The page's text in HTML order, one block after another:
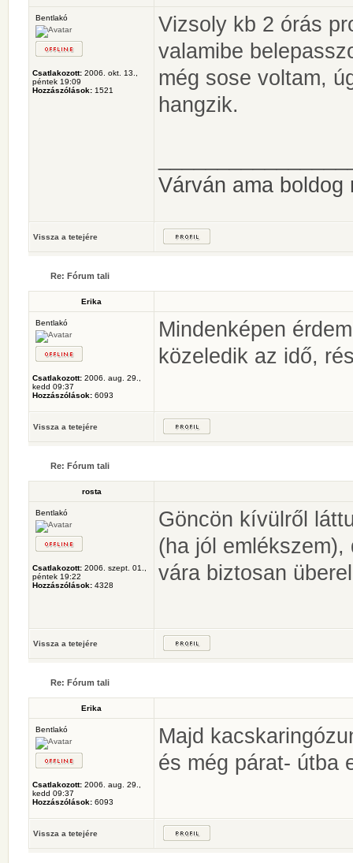
Bentlakó
Csatlakozott: 2006. okt. 13.,
péntek 19:09
Hozzászólások: 1521
Vizsoly kb 2 órás
valamibe
még sose voltam,
hangzik.
Várván ama boldog
Vissza a tetejére
Re: Fórum tali
Erika
Bentlakó
Csatlakozott: 2006. aug. 29.,
kedd 09:37
Hozzászólások: 6093
Mindenképen
közeledik az idő,
Vissza a tetejére
Re: Fórum tali
rosta
Bentlakó
Csatlakozott: 2006. szept. 01.,
péntek 19:22
Hozzászólások: 4328
Göncön kívülről
(ha jól
vára biztosan
Vissza a tetejére
Re: Fórum tali
Erika
Bentlakó
Csatlakozott: 2006. aug. 29.,
kedd 09:37
Hozzászólások: 6093
Majd
és még párat- útba
Vissza a tetejére